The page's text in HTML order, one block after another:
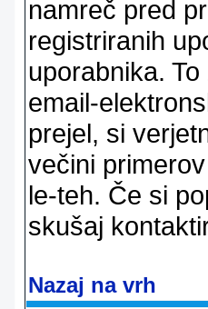
namreč pred
registriranih
uporabnika.
email-
prejel, si
večini
le-teh. Če si
skušaj
Nazaj na vrh